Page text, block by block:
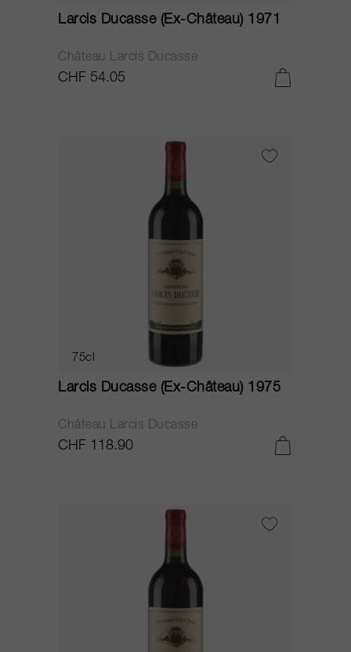
Larcis Ducasse (Ex-Château) 1971
Château Larcis Ducasse
CHF 54.05
75cl
Larcis Ducasse (Ex-Château) 1975
Château Larcis Ducasse
CHF 118.90